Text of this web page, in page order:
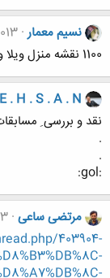
نسیم معمار
1100 نقشه منزل ویلا و مکانهای عمومی
E . H . S . A . N
نقد و بررسی ِ مسابقات
.
.
:gol:
مرتضی ساعی
403904-